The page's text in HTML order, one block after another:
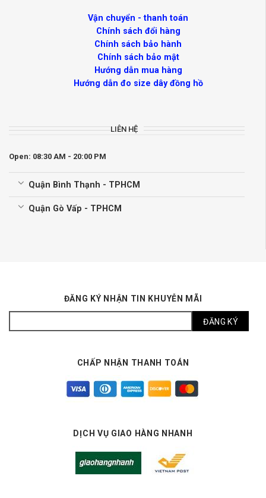
Vận chuyển - thanh toán
Chính sách đổi hàng
Chính sách bảo hành
Chính sách bảo mật
Hướng dẫn mua hàng
Hướng dẫn đo size dây đồng hồ
LIÊN HỆ
Open: 08:30 AM - 20:00 PM
Quận Bình Thạnh - TPHCM
Quận Gò Vấp - TPHCM
ĐĂNG KÝ NHẬN TIN KHUYỄN MÃI
CHẤP NHẬN THANH TOÁN
DỊCH VỤ GIAO HÀNG NHANH